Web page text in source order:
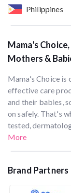
Philippines
Mama's
Mothers &
Mama's Choice is
effective care
and their babies,
on safely. That's
tested,
More
Brand Partners